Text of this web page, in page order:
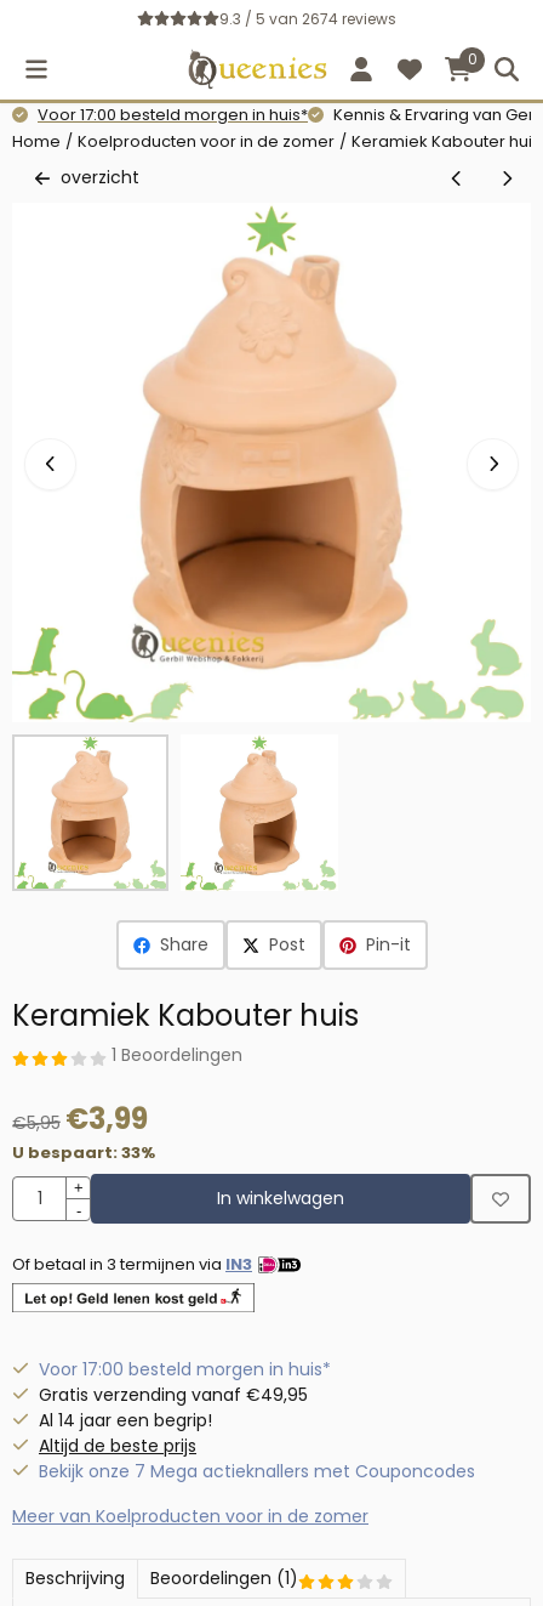
Cookievoorkeuren zijn momenteel gesloten.
9.3 / 5 van 2674reviews
0
Voor 17:00 besteld morgen in huis*
Kennis & Ervaring van
Home / Koelproducten voor in de zomer / Keramiek Kabouter huis
overzicht
Share Post Pin-it
Keramiek Kabouter huis
1 Beoordelingen
€5,95 €3,99
U bespaart:33%
Aantal
+
-
In winkelwagen
Of betaal in 3 termijnen via IN3
Voor 17:00 besteld morgen in huis*
Gratis verzending vanaf €49,95
Al 14 jaar een begrip!
Altijd de beste prijs
Bekijk onze 7 Mega actieknallers met Couponcodes
Meer van Koelproducten voor in de zomer
Beschrijving Beoordelingen (1)